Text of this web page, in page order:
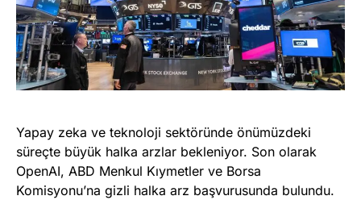
Yapay zeka ve teknoloji sektöründe önümüzdeki
süreçte büyük halka arzlar bekleniyor. Son olarak
OpenAI, ABD Menkul Kıymetler ve Borsa
Komisyonu’na gizli halka arz başvurusunda bulundu.